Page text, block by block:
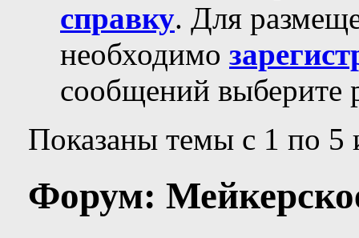
справку. Для
необходимо
сообщений выберите
Показаны темы с 1 по 5
Форум: